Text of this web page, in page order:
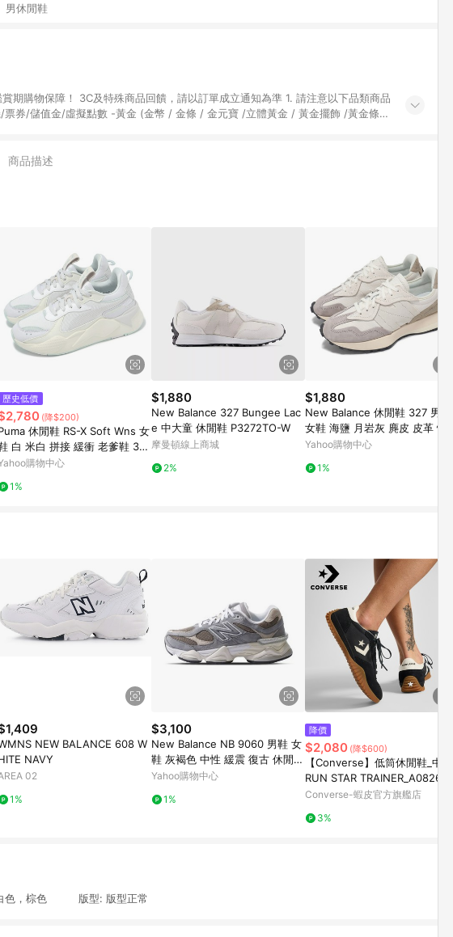
男休閒鞋
障！ 3C及特殊商品回饋，請以訂單成立通知為準 1. 請注意以下品類商品
券/儲值金/虛擬點數 -黃金 (金幣 / 金條 / 金元寶 /立體黃金 / 黃金擺飾 /黃金條
之商品：商品賣場中有標示「商店」及顯示商店名稱者(指定活動店家除外) 3. 訂
商品描述
歷史低價
(降$200)
休閒鞋 RS-X Soft Wns 女
白 米白 拼接 緩衝 老爹鞋 39
購物中心
1%
$1,880
New Balance 327 Bungee Lac
e 中大童 休閒鞋 P3272TO-W
摩曼頓線上商城
2%
$1,880
New Balance 休閒鞋 327 男鞋
女鞋 海鹽 月岩灰 麂皮 皮革 情侶
鞋 NB U327WGA-D
Yahoo購物中心
1%
NEW BALANCE 608 W
NAVY
02
1%
$3,100
New Balance NB 9060 男鞋 女
鞋 灰褐色 中性 緩震 復古 休閒
運動 休閒鞋 U9060LBA
Yahoo購物中心
1%
降價
$2,080 (降$600)
【Converse】低筒休閒鞋_中性_
RUN STAR TRAINER_A08263C
黑色德訓鞋 韓星同款 官方旗艦店
Converse-蝦皮官方旗艦店
3%
，棕色 版型: 版型正常